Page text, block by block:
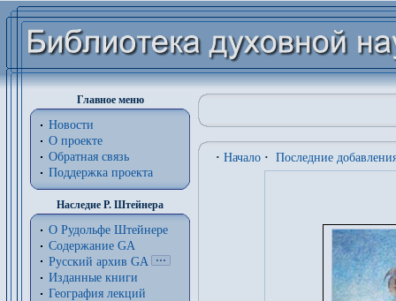
Главное меню
Новости
О проекте
Обратная связь
Поддержка проекта
Наследие Р. Штейнера
О Рудольфе Штейнере
Содержание GA
Русский архив GA
Изданные книги
География лекций
· Начало · Последние